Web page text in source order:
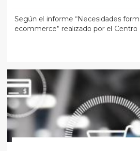
Según el informe “Necesidades
ecommerce” realizado por el Centro